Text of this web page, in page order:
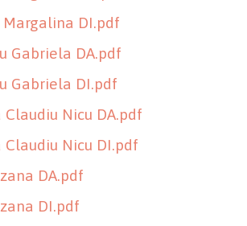
Margalina DI.pdf
Gabriela DA.pdf
Gabriela DI.pdf
Claudiu Nicu DA.pdf
Claudiu Nicu DI.pdf
DA.pdf
DI.pdf